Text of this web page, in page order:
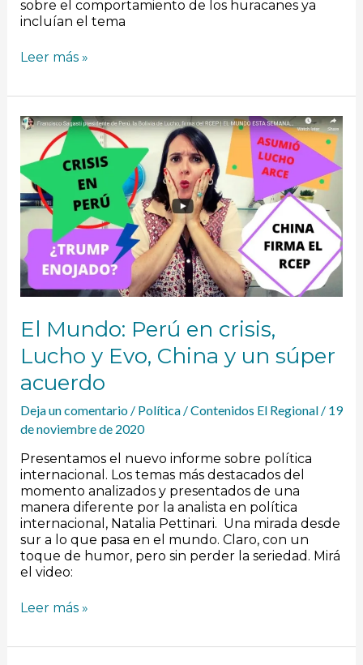
sobre el comportamiento de los huracanes ya
incluían el tema
Leer más »
El Mundo: Perú en crisis,
Lucho y Evo, China y un súper
acuerdo
Deja un comentario / Política/Contenidos El Regional / 19
de noviembre de 2020
Presentamos el nuevo informe sobre política
internacional. Los temas más destacados del
momento analizados y presentados de una
manera diferente por la analista en política
internacional, Natalia Pettinari. Una mirada desde
sur a lo que pasa en el mundo. Claro, con un
toque de humor, pero sin perder la seriedad. Mirá
el video:
El
Mundo:
Perú
en
crisis,
Lucho
Evo,
China
y
un
súper
acuerdo
Leer más »